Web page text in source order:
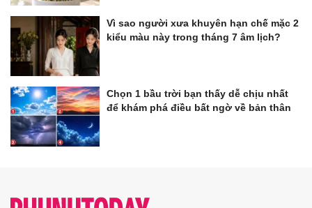
Vì sao người xưa khuyên hạn chế mặc 2
kiểu màu này trong tháng 7 âm lịch?
Chọn 1 bầu trời bạn thấy dễ chịu nhất
để khám phá điều bất ngờ về bản thân